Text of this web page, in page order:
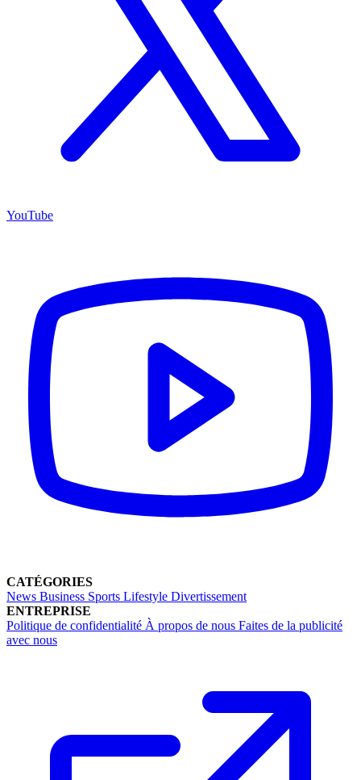
YouTube
CATÉGORIES
News Business Sports Lifestyle Divertissement
ENTREPRISE
Politique de confidentialité À propos de nous Faites de la publicité
avec nous